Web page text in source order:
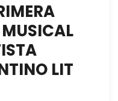
LIT